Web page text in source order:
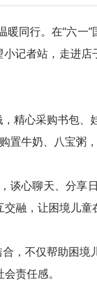
同行。在“六
记者站，走进
心采购书包、
置牛奶、八宝粥
心聊天、分享
融，让困境儿
不仅帮助困境
责任感。